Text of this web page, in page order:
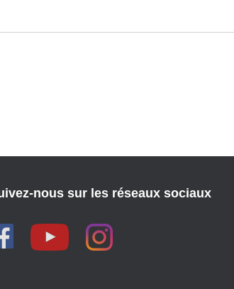
nous sur les réseaux sociaux